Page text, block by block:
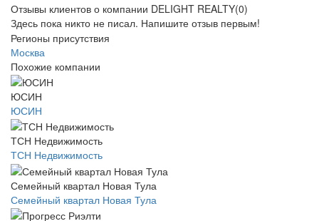
Отзывы клиентов о компании DELIGHT REALTY(0)
Здесь пока никто не писал. Напишите отзыв первым!
Регионы присутствия
Москва
Похожие компании
ЮСИН
ЮСИН
ТСН Недвижимость
ТСН Недвижимость
Семейный квартал Новая Тула
Семейный квартал Новая Тула